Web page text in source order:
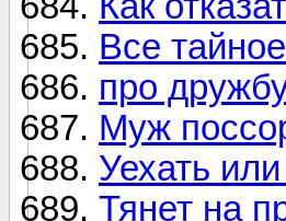
Все
про
Муж
Уехать
Тянет на